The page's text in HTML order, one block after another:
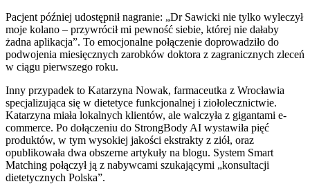
Pacjent później udostępnił nagranie: „Dr Sawicki nie tylko wyleczył
moje kolano – przywrócił mi pewność siebie, której nie dałaby
żadna aplikacja”. To emocjonalne połączenie doprowadziło do
podwojenia miesięcznych zarobków doktora z zagranicznych zleceń
w ciągu pierwszego roku.
Inny przypadek to Katarzyna Nowak, farmaceutka z Wrocławia
specjalizująca się w dietetyce funkcjonalnej i ziołolecznictwie.
Katarzyna miała lokalnych klientów, ale walczyła z gigantami e-
commerce. Po dołączeniu do StrongBody AI wystawiła pięć
produktów, w tym wysokiej jakości ekstrakty z ziół, oraz
opublikowała dwa obszerne artykuły na blogu. System Smart
Matching połączył ją z nabywcami szukającymi „konsultacji
dietetycznych Polska”.